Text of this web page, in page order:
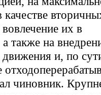
качестве
их в
также на
и, по
чиновник.